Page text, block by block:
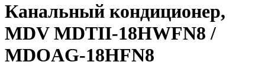
Канальный кондиционер,
MDV MDTII-18HWFN8 /
MDOAG-18HFN8